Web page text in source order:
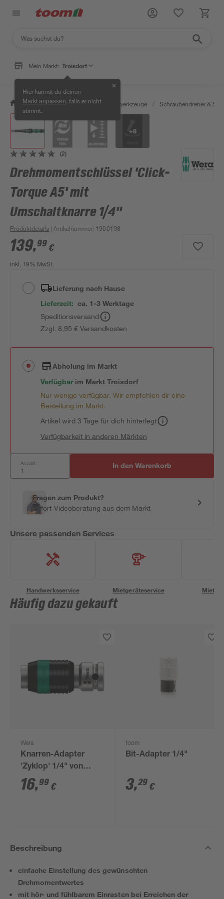
Mein Markt: Troisdorf
Hier kannst du deinen
Markt anpassen , falls er nicht
stimmt.
✕
/ Werkstatt & Maschinen / Handwerkzeuge / Schraubendreher &
+8
(2)
Drehmomentschlüssel 'Click-
Torque A5' mit
Umschaltknarre 1/4"
Produktdetails | Artikelnummer: 1900198
139,99 €
inkl. 19% MwSt.
Lieferung nach Hause
Lieferzeit: ca. 1-3 Werktage
Speditionsversand
Zzgl. 8,95 € Versandkosten
Abholung im Markt
Verfügbar im MarktTroisdorf
Nur wenige verfügbar. Wir empfehlen dir eine
Bestellung im Markt.
Artikel wird 3 Tage für dich hinterlegt
Verfügbarkeit in anderen Märkten
Anzahl: In den Warenkorb
Fragen zum Produkt?
Sofort-Videoberatung aus dem Markt
Unsere passenden Services
Handwerksservice Mietgeräteservice
Häufig dazu gekauft
Wera
Knarren-Adapter
'Zyklop' 1/4" von
Vierkant auf
Sechskant
16,99 €
toom
Bit-Adapter 1/4"
3,29 €
Beschreibung
einfache Einstellung des gewünschten
Drehmomentwertes
mit hör- und fühlbarem Einrasten bei Erreichen der